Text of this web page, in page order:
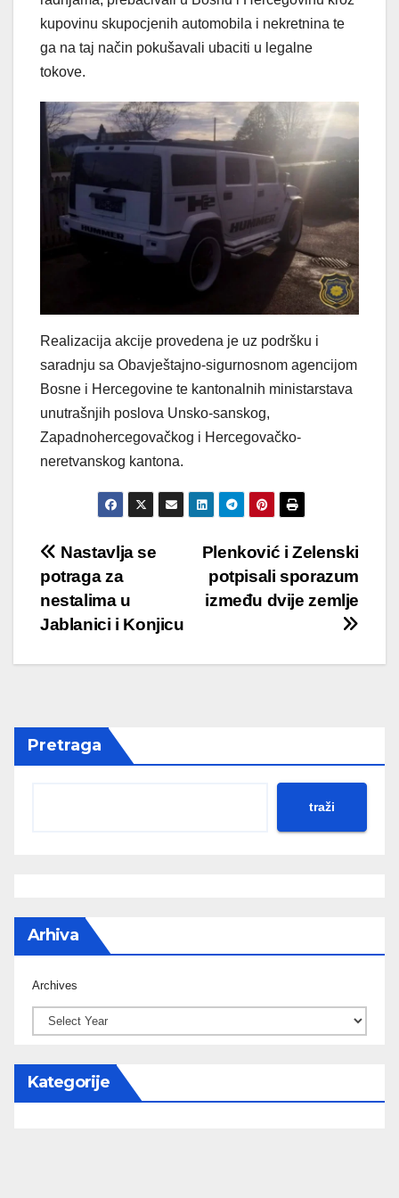
kupovinu skupocjenih automobila i nekretnina te
ga na taj način pokušavali ubaciti u legalne
tokove.
Realizacija akcije provedena je uz podršku i
saradnju sa Obavještajno-sigurnosnom agencijom
Bosne i Hercegovine te kantonalnih ministarstava
unutrašnjih poslova Unsko-sanskog,
Zapadnohercegovačkog i Hercegovačko-
neretvanskog kantona.
Post
navigation
Plenković i Zelenski
potpisali sporazum
između dvije zemlje
Nastavlja se
potraga za
nestalima u
Jablanici i Konjicu
Pretraga
traži
Arhiva
Archives
Kategorije